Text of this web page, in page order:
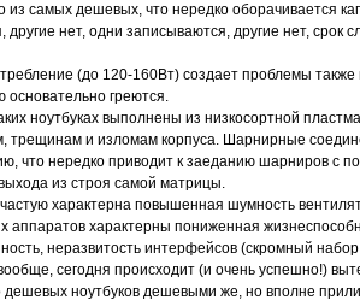
из самых дешевых, что нередко оборачивается
другие нет, одни записываются, другие нет, срок
(до 120-160Вт) создает проблемы также
основательно греются.
ноутбуках выполнены из низкосортной
трещинам и изломам корпуса. Шарнирные
что нередко приводит к заеданию шарниров с
из строя самой матрицы.
характерна повышенная шумность
аппаратов характерны пониженная
неразвитость интерфейсов (скромный
сегодня происходит (и очень успешно!)
ноутбуков дешевыми же, но вполне